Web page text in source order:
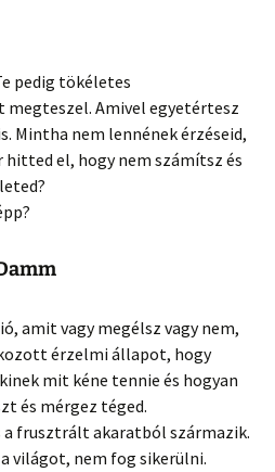
pedig tökéletes
Amivel egyetértesz
Mintha nem lennének érzéseid,
hitted el, hogy nem számítsz és
amit vagy megélsz vagy nem,
érzelmi állapot, hogy
mit kéne tennie és hogyan
és mérgez téged.
a frusztrált akaratból származik.
világot, nem fog sikerülni.